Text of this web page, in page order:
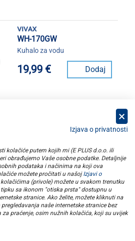
vivax
WH-170GW
Kuhalo za vodu
19,99 € Dodaj
Izjava o privatnosti
kolačiće putem kojih mi (E PLUS d.o.o. ili
obrađujemo Vaše osobne podatke. Detaljnije
podataka i načinima na koji ova
možete pročitati u našoj Izjavi o
(privole) možete u svakom trenutku
sa ikonom "otiska prsta" dostupnu u
stranice. Ako želite, možete kliknuti na
naše internetske stranice bez
praćenje, osim nužnih kolačića, koji su uvijek